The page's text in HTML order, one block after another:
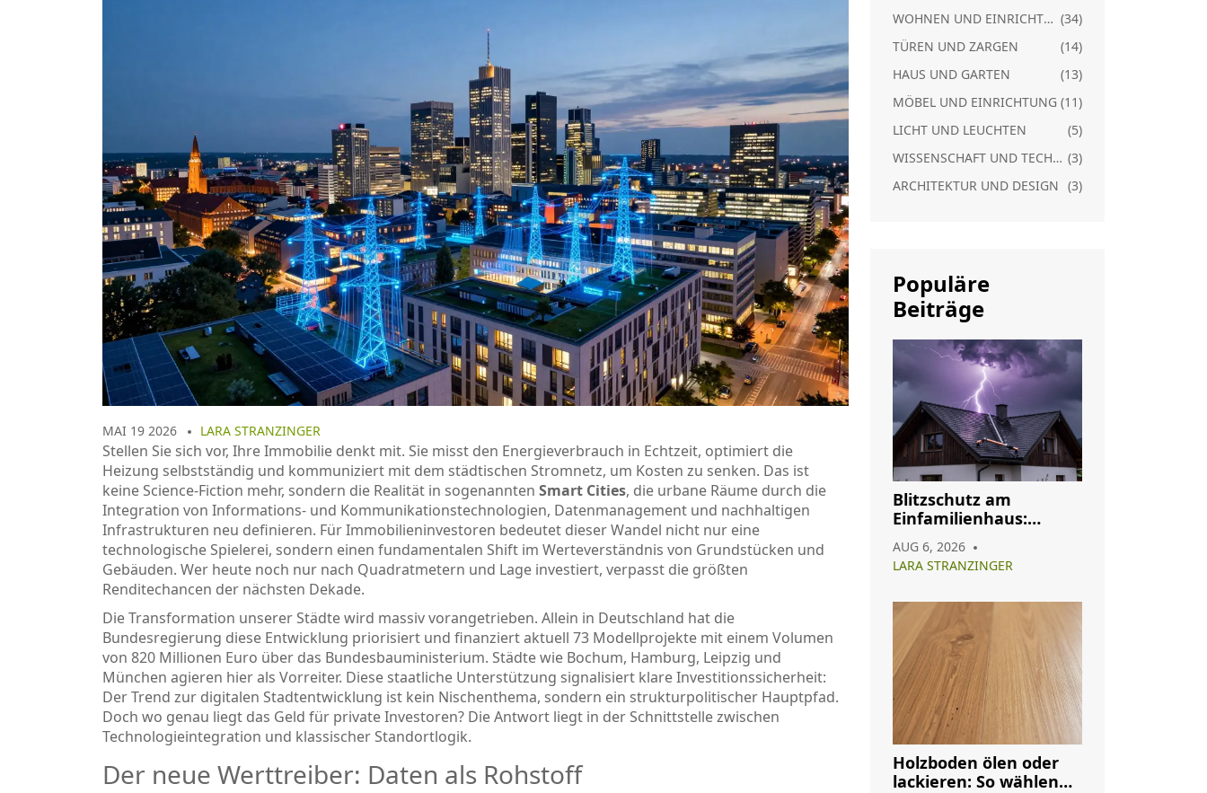
MAI 19 2026 LARA STRANZINGER
Stellen Sie sich vor, Ihre Immobilie denkt mit. Sie misst den Energieverbrauch in Echtzeit, optimiert die
Heizung selbstständig und kommuniziert mit dem städtischen Stromnetz, um Kosten zu senken. Das ist
keine Science-Fiction mehr, sondern die Realität in sogenannten Smart Cities, die urbane Räume durch die
Integration von Informations- und Kommunikationstechnologien, Datenmanagement und nachhaltigen
Infrastrukturen neu definieren. Für Immobilieninvestoren bedeutet dieser Wandel nicht nur eine
technologische Spielerei, sondern einen fundamentalen Shift im Werteverständnis von Grundstücken und
Gebäuden. Wer heute noch nur nach Quadratmetern und Lage investiert, verpasst die größten
Renditechancen der nächsten Dekade.
Die Transformation unserer Städte wird massiv vorangetrieben. Allein in Deutschland hat die
Bundesregierung diese Entwicklung priorisiert und finanziert aktuell 73 Modellprojekte mit einem Volumen
von 820 Millionen Euro über das Bundesbauministerium. Städte wie Bochum, Hamburg, Leipzig und
München agieren hier als Vorreiter. Diese staatliche Unterstützung signalisiert klare Investitionssicherheit:
Der Trend zur digitalen Stadtentwicklung ist kein Nischenthema, sondern ein strukturpolitischer Hauptpfad.
Doch wo genau liegt das Geld für private Investoren? Die Antwort liegt in der Schnittstelle zwischen
Technologieintegration und klassischer Standortlogik.
Der neue Werttreiber: Daten als Rohstoff
WOHNEN UND EINRICHTUNG (34)
TÜREN UND ZARGEN
(14)
HAUS UND GARTEN
(13)
MÖBEL UND EINRICHTUNG (11)
LICHT UND LEUCHTEN
(5)
WISSENSCHAFT UND TECHNIK (3)
ARCHITEKTUR UND DESIGN (3)
Populäre
Beiträge
Blitzschutz am
Einfamilienhaus:
Pflicht, Aufbau und
Wartung im Überblick
AUG 6, 2026
LARA STRANZINGER
Holzboden ölen oder
lackieren: So wählen